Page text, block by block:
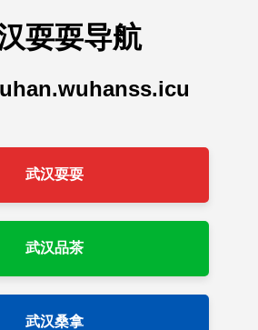
耍耍导航
武汉耍耍
武汉品茶
武汉桑拿